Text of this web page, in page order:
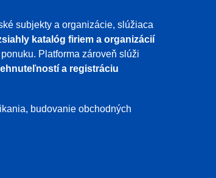
subjekty a organizácie, slúžiaca
katalóg firiem a organizácií
Platforma zároveň slúži
a registráciu
budovanie obchodných